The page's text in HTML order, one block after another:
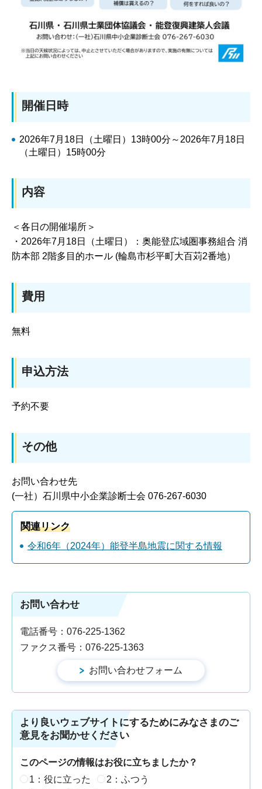
開催日時
2026年7月18日（土曜日）13時00分～2026年7月18日
（土曜日）15時00分
内容
＜各日の開催場所＞
・2026年7月18日（土曜日）：奥能登広域圏事務組合 消
防本部 2階多目的ホール (輪島市杉平町大百苅2番地）
費用
無料
申込方法
予約不要
その他
お問い合わせ先
(一社）石川県中小企業診断士会 076-267-6030
関連リンク
令和6年（2024年）能登半島地震に関する情報
お問い合わせ
電話番号：076-225-1362
ファクス番号：076-225-1363
より良いウェブサイトにするためにみなさまのご
意見をお聞かせください
このページの情報はお役に立ちましたか？
1：役に立った
2：ふつう